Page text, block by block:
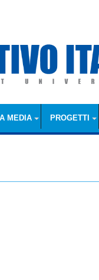
MEDIA PROGETTI